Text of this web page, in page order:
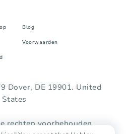
Blog
Voorwaarden
Dover, DE 19901. United
States
rechten voorbehouden.